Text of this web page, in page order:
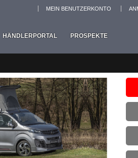
MEIN BENUTZERKONTO
HÄNDLERPORTAL PROSPEKTE